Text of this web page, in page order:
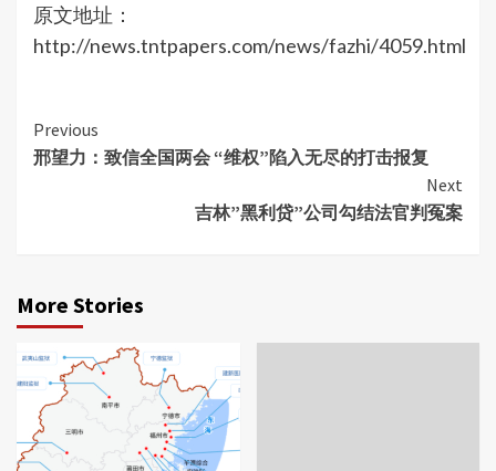
原文地址：
http://news.tntpapers.com/news/fazhi/4059.html
Continue
Reading
Previous
邢望力：致信全国两会 “维权”陷入无尽的打击报复
Next
吉林”黑利贷”公司勾结法官判冤案
More Stories